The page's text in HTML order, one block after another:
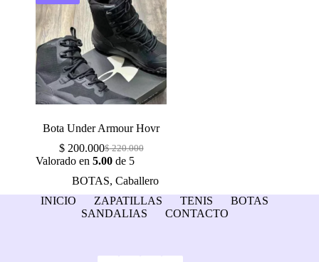
Bota Under Armour Hovr
$220.000
$200.000
Valorado en 5.00 de 5
BOTAS, Caballero
INICIO
ZAPATILLAS TENIS
BOTAS
SANDALIAS
CONTACTO